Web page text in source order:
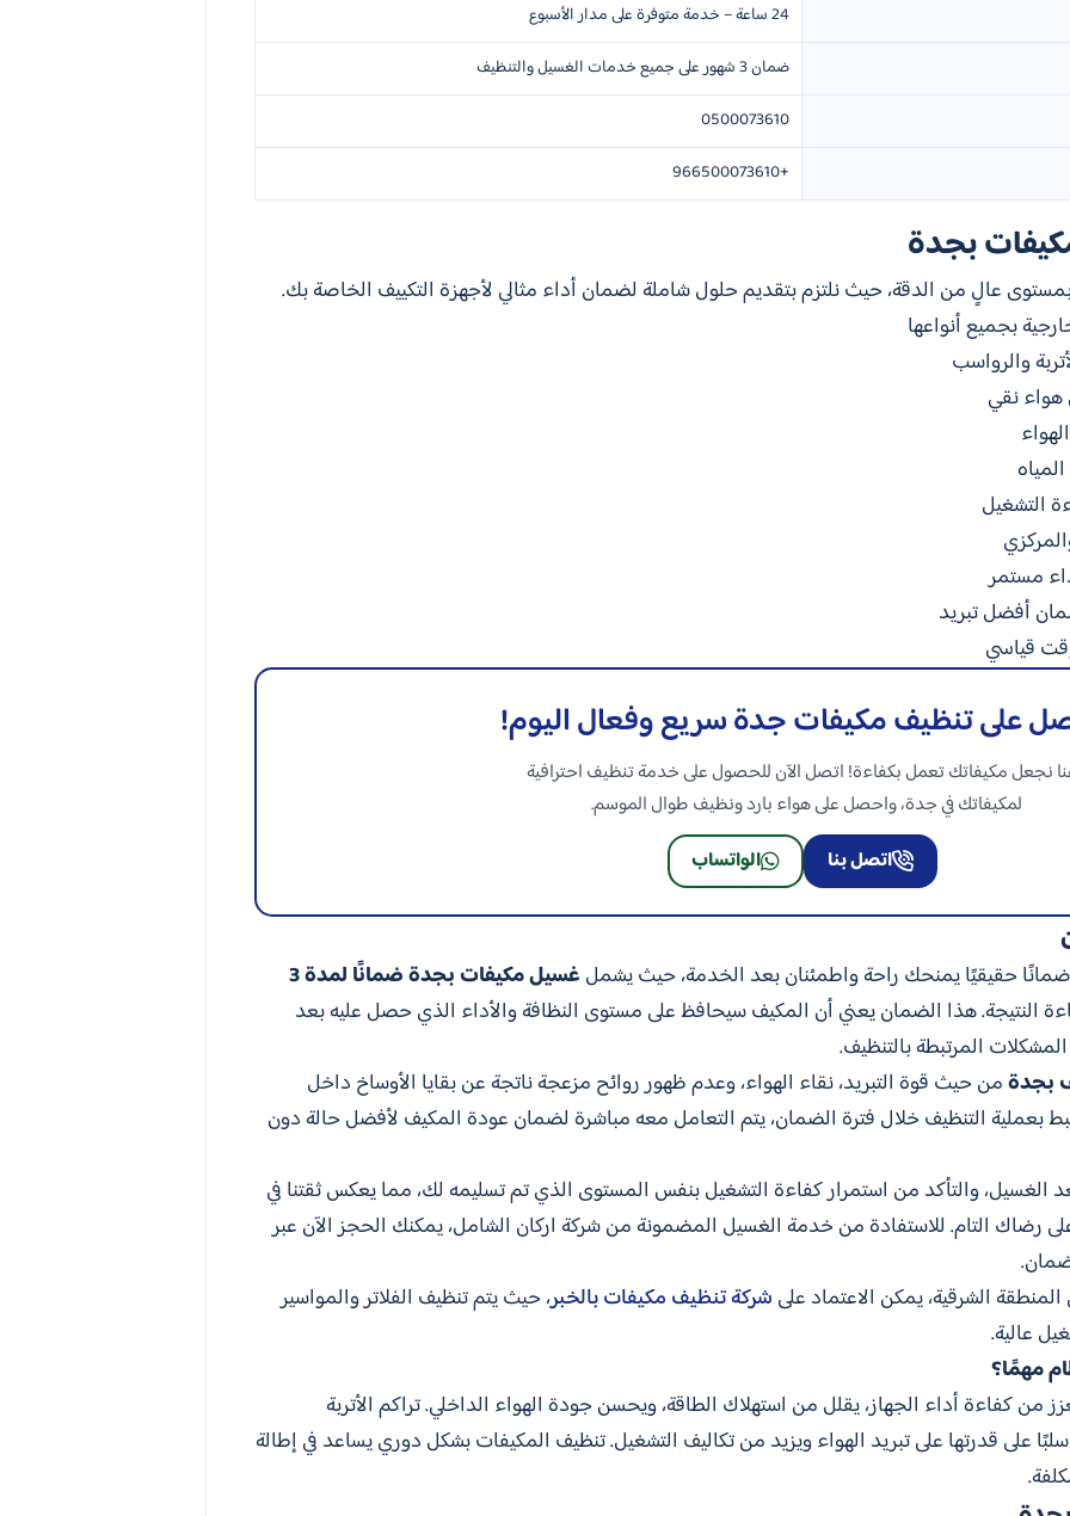
24 ساعة – خدمة متوفرة على مدار الأسبوع
ضمان 3 شهور على جميع خدمات الغسيل والتنظيف
0500073610
+966500073610
بجدة
عالٍ من الدقة، حيث نلتزم بتقديم حلول شاملة لضمان أداء مثالي لأجهزة التكييف الخاصة بك.
بجميع أنواعها
والرواسب
هواء نقي
التشغيل
مستمر
أفضل تبريد
قياسي
على تنظيف مكيفات جدة سريع وفعال اليوم!
نجعل مكيفاتك تعمل بكفاءة! اتصل الآن للحصول على خدمة تنظيف احترافية
لمكيفاتك في جدة، واحصل على هواء بارد ونظيف طوال الموسم.
اتصل بنا
الواتساب
حقيقيًا يمنحك راحة واطمئنان بعد الخدمة، حيث يشمل
غسيل مكيفات بجدة ضمانًا لمدة 3
النتيجة. هذا الضمان يعني أن المكيف سيحافظ على مستوى النظافة والأداء الذي حصل عليه بعد
المرتبطة بالتنظيف.
بجدةمن حيث قوة التبريد، نقاء الهواء، وعدم ظهور روائح مزعجة ناتجة عن بقايا الأوساخ داخل
بعملية التنظيف خلال فترة الضمان، يتم التعامل معه مباشرة لضمان عودة المكيف لأفضل حالة دون
الغسيل، والتأكد من استمرار كفاءة التشغيل بنفس المستوى الذي تم تسليمه لك، مما يعكس ثقتنا في
رضاك التام. للاستفادة من خدمة الغسيل المضمونة من شركة اركان الشامل، يمكنك الحجز الآن عبر
الشرقية، يمكن الاعتماد على شركة تنظيف مكيفات بالخبر، حيث يتم تنظيف الفلاتر والمواسير
عالية.
مهمًا؟
من كفاءة أداء الجهاز، يقلل من استهلاك الطاقة، ويحسن جودة الهواء الداخلي. تراكم الأتربة
على قدرتها على تبريد الهواء ويزيد من تكاليف التشغيل. تنظيف المكيفات بشكل دوري يساعد في إطالة